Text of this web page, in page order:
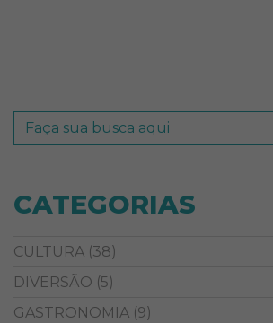
CATEGORIAS
CULTURA (38)
DIVERSÃO (5)
GASTRONOMIA (9)